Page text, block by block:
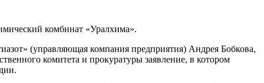
комбинат «Уралхима».
(управляющая компания предприятия) Андрея Бобкова,
комитета и прокуратуры заявление, в котором